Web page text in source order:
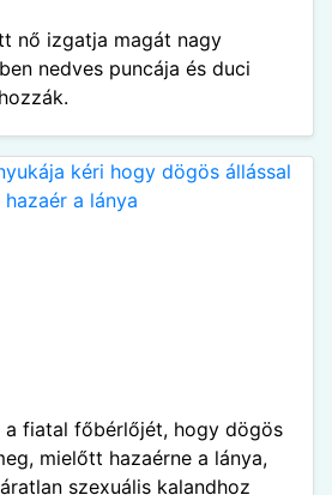
nő izgatja magát nagy
nedves puncája és duci
a fiatal főbérlőjét, hogy dögös
mielőtt hazaérne a lánya,
szexuális kalandhoz